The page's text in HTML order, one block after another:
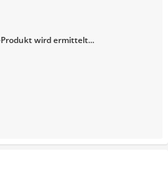
wird ermittelt...